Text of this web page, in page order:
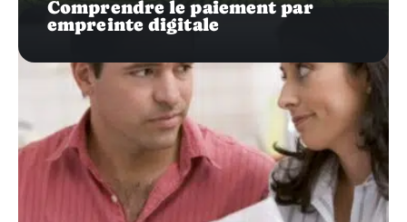
Comprendre le paiement par
empreinte digitale